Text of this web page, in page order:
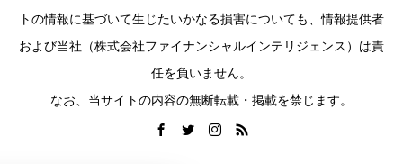
トの情報に基づいて生じたいかなる損害についても、情報提供者
および当社（株式会社ファイナンシャルインテリジェンス）は責
任を負いません。
なお、当サイトの内容の無断転載・掲載を禁じます。